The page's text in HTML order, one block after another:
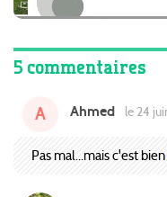
5 commentaires
A Ahmed le 24
Pas mal...mais c'est bien